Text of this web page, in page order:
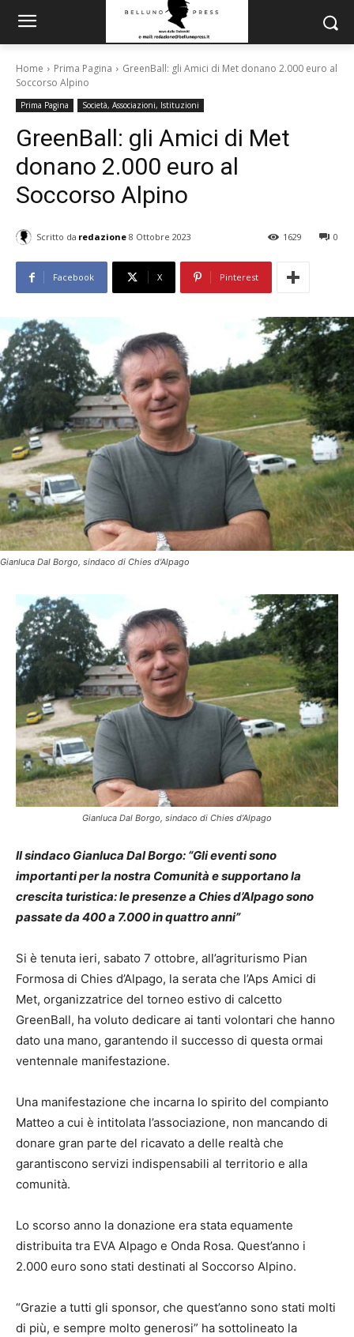
Home Prima Pagina
GreenBall: gli Amici di Met donano 2.000 euro al
Soccorso Alpino
Prima Pagina Società, Associazioni, Istituzioni
GreenBall: gli Amici di Met
donano 2.000 euro al
Soccorso Alpino
Scritto da redazione 8 Ottobre 2023 0
1629
Facebook X Pinterest
Gianluca Dal Borgo, sindaco di Chies d'Alpago
Gianluca Dal Borgo, sindaco di Chies d’Alpago
Il sindaco Gianluca Dal Borgo: “Gli eventi sono
importanti per la nostra Comunità e supportano la
crescita turistica: le presenze a Chies d’Alpago sono
passate da 400 a 7.000 in quattro anni”
Si è tenuta ieri, sabato 7 ottobre, all’agriturismo Pian
Formosa di Chies d’Alpago, la serata che l’Aps Amici di
Met, organizzatrice del torneo estivo di calcetto
GreenBall, ha voluto dedicare ai tanti volontari che hanno
dato una mano, garantendo il successo di questa ormai
ventennale manifestazione.
Una manifestazione che incarna lo spirito del compianto
Matteo a cui è intitolata l’associazione, non mancando di
donare gran parte del ricavato a delle realtà che
garantiscono servizi indispensabili al territorio e alla
comunità.
Lo scorso anno la donazione era stata equamente
distribuita tra EVA Alpago e Onda Rosa. Quest’anno i
2.000 euro sono stati destinati al Soccorso Alpino.
“Grazie a tutti gli sponsor, che quest’anno sono stati molti
di più, e sempre molto generosi” ha sottolineato la